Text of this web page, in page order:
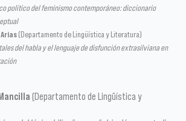
político del feminismo contemporáneo: diccionario
(Departamento de Lingüística y Literatura)
del habla y el lenguaje de disfunción extrasilviana en
(Departamento de Lingüística y